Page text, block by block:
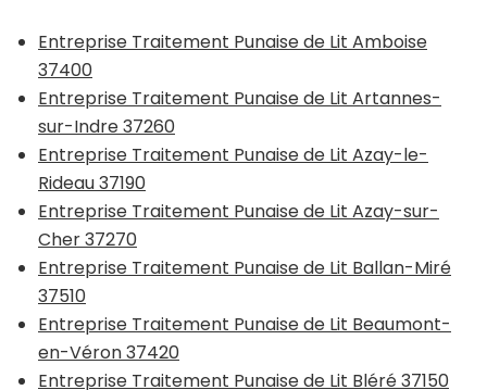
Entreprise Traitement Punaise de Lit Amboise
37400
Entreprise Traitement Punaise de Lit Artannes-
sur-Indre 37260
Entreprise Traitement Punaise de Lit Azay-le-
Rideau 37190
Entreprise Traitement Punaise de Lit Azay-sur-
Cher 37270
Entreprise Traitement Punaise de Lit Ballan-Miré
37510
Entreprise Traitement Punaise de Lit Beaumont-
en-Véron 37420
Entreprise Traitement Punaise de Lit Bléré 37150